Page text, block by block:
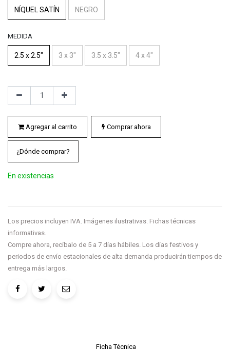
NÍQUEL SATÍN NEGRO
MEDIDA
2.5 x 2.5" 3 x 3" 3.5 x 3.5" 4 x 4"
Agregar al carrito Comprar ahora
¿Dónde comprar?
En existencias
Los precios incluyen IVA. Imágenes ilustrativas. Fichas técnicas
informativas.
Compre ahora, recíbalo de 5 a 7 días hábiles. Los días festivos y
periodos de envío estacionales de alta demanda producirán tiempos de
entrega más largos.
Ficha Técnica